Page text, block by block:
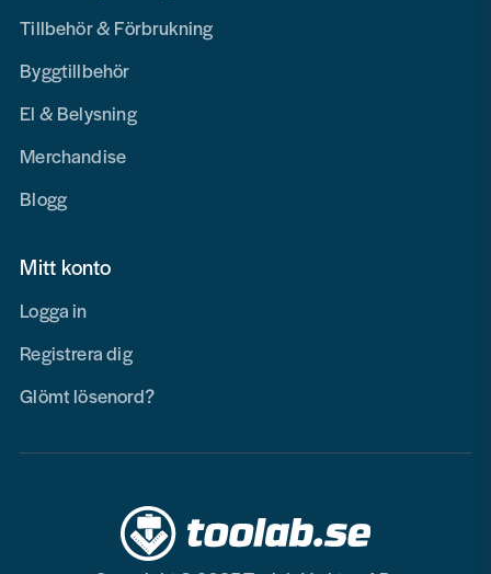
Tillbehör & Förbrukning
Byggtillbehör
El & Belysning
Merchandise
Blogg
Mitt konto
Logga in
Registrera dig
Glömt lösenord?